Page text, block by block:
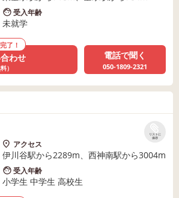
受入年齢
未就学
了！
わせ
）
電話で聞く
050-1809-2321
リストに
保存
アクセス
伊川谷駅から2289m、西神南駅から3004m
受入年齢
小学生 中学生 高校生